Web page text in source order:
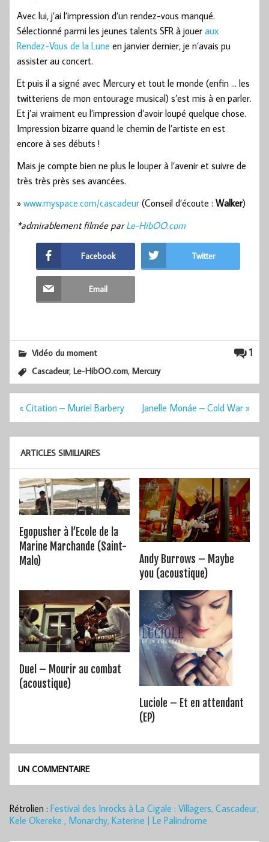
Avec lui, j’ai l’impression d’un rendez-vous manqué.
Sélectionné parmi les jeunes talents SFR à jouer aux
Rendez-Vous de la Lune en janvier dernier, je n’avais pu
assister au concert.
Et puis il a signé avec Mercury et tout le monde (enfin … les
twitteriens de mon entourage musical) s’est mis à en parler.
Et j’ai vraiment eu l’impression d’avoir loupé quelque chose.
Impression bizarre quand le chemin de l’artiste en est
encore à ses débuts !
Mais je compte bien ne plus le louper à l’avenir et suivre de
très très près ses avancées.
» www.myspace.com/cascadeur (Conseil d’écoute : Walker)
*admirablement filmée parLe-HibOO.com
Facebook Twitter
Email
1
Vidéo du moment
Cascadeur,Le-HibOO.com,Mercury
Navigation
« Citation – Muriel Barbery Janelle Monáe – Cold War »
ARTICLES SIMILIAIRES
Egopusher à l’Ecole de la
Marine Marchande (Saint-
Malo)
Andy Burrows – Maybe
you (acoustique)
Duel – Mourir au combat
(acoustique)
Luciole – Et en attendant
(EP)
UN COMMENTAIRE
Rétrolien : Festival des Inrocks à La Cigale : Villagers, Cascadeur,
Kele Okereke , Monarchy, Katerine | Le Palindrome